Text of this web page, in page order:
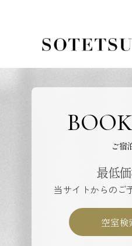
ご宿
最低
当サイトからのご
空室検